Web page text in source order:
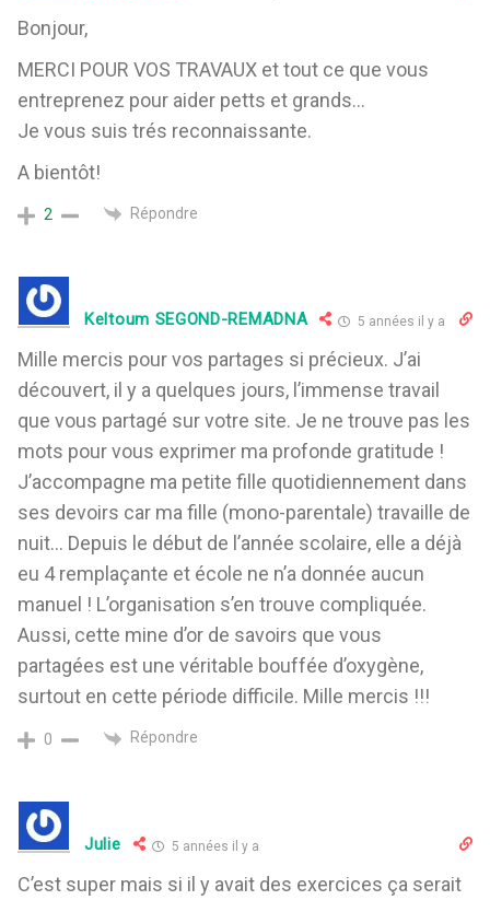
Bonjour,
MERCI POUR VOS TRAVAUX et tout ce que vous
entreprenez pour aider petts et grands…
Je vous suis trés reconnaissante.
A bientôt!
2 Répondre
Keltoum SEGOND-REMADNA 5 années il y a
Mille mercis pour vos partages si précieux. J’ai
découvert, il y a quelques jours, l’immense travail
que vous partagé sur votre site. Je ne trouve pas les
mots pour vous exprimer ma profonde gratitude !
J’accompagne ma petite fille quotidiennement dans
ses devoirs car ma fille (mono-parentale) travaille de
nuit… Depuis le début de l’année scolaire, elle a déjà
eu 4 remplaçante et école ne n’a donnée aucun
manuel ! L’organisation s’en trouve compliquée.
Aussi, cette mine d’or de savoirs que vous
partagées est une véritable bouffée d’oxygène,
surtout en cette période difficile. Mille mercis !!!
0 Répondre
Julie 5 années il y a
C’est super mais si il y avait des exercices ça serait